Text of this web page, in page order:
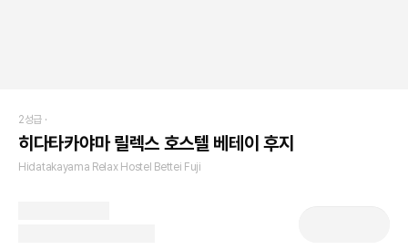
2성급 ·
히다타카야마 릴렉스 호스텔 베테이 후지
Hidatakayama Relax Hostel Bettei Fuji